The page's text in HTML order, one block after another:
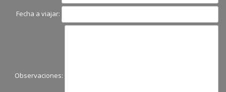
Fecha a viajar:
Observaciones: